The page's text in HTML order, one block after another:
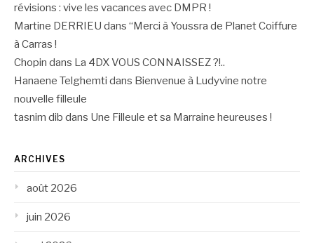
révisions : vive les vacances avec DMPR !
Martine DERRIEU dans “Merci à Youssra de Planet Coiffure
à Carras !
Chopin dans La 4DX VOUS CONNAISSEZ ?!..
Hanaene Telghemti dans Bienvenue à Ludyvine notre
nouvelle filleule
tasnim dib dans Une Filleule et sa Marraine heureuses !
ARCHIVES
août 2026
juin 2026